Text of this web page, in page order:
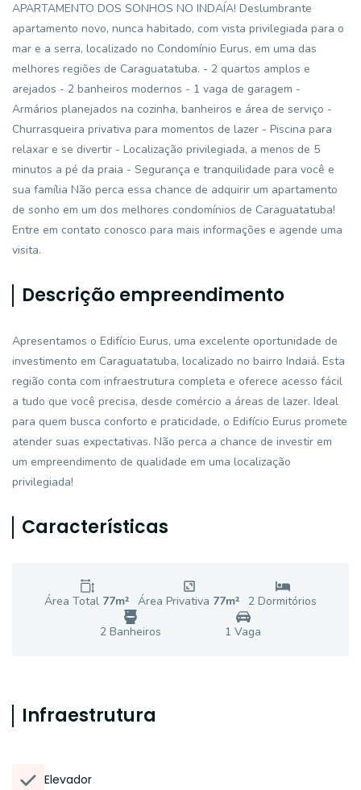
APARTAMENTO DOS SONHOS NO INDAÍA! Deslumbrante
apartamento novo, nunca habitado, com vista privilegiada para o
mar e a serra, localizado no Condomínio Eurus, em uma das
melhores regiões de Caraguatatuba. - 2 quartos amplos e
arejados - 2 banheiros modernos - 1 vaga de garagem -
Armários planejados na cozinha, banheiros e área de serviço -
Churrasqueira privativa para momentos de lazer - Piscina para
relaxar e se divertir - Localização privilegiada, a menos de 5
minutos a pé da praia - Segurança e tranquilidade para você e
sua família Não perca essa chance de adquirir um apartamento
de sonho em um dos melhores condomínios de Caraguatatuba!
Entre em contato conosco para mais informações e agende uma
visita.
Descrição empreendimento
Apresentamos o Edifício Eurus, uma excelente oportunidade de
investimento em Caraguatatuba, localizado no bairro Indaiá. Esta
região conta com infraestrutura completa e oferece acesso fácil
a tudo que você precisa, desde comércio a áreas de lazer. Ideal
para quem busca conforto e praticidade, o Edifício Eurus promete
atender suas expectativas. Não perca a chance de investir em
um empreendimento de qualidade em uma localização
privilegiada!
Características
Área Total 77m² Área Privativa 77m² 2 Dormitórios
2 Banheiros 1 Vaga
Infraestrutura
Elevador